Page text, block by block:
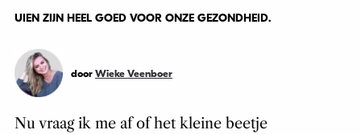
UIEN ZIJN HEEL GOED VOOR ONZE GEZONDHEID.
door Wieke Veenboer
Nu vraag ik me af of het kleine beetje